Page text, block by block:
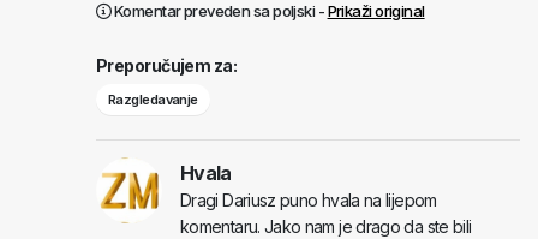
Komentar preveden sa poljski -Prikaži original
Preporučujem za:
Razgledavanje
Hvala
Dragi Dariusz puno hvala na lijepom
komentaru. Jako nam je drago da ste bili